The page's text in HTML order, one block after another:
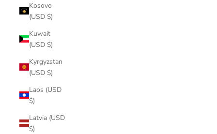
Kosovo
(USD $)
Kuwait
(USD $)
Kyrgyzstan
(USD $)
Laos (USD
$)
Latvia (USD
$)